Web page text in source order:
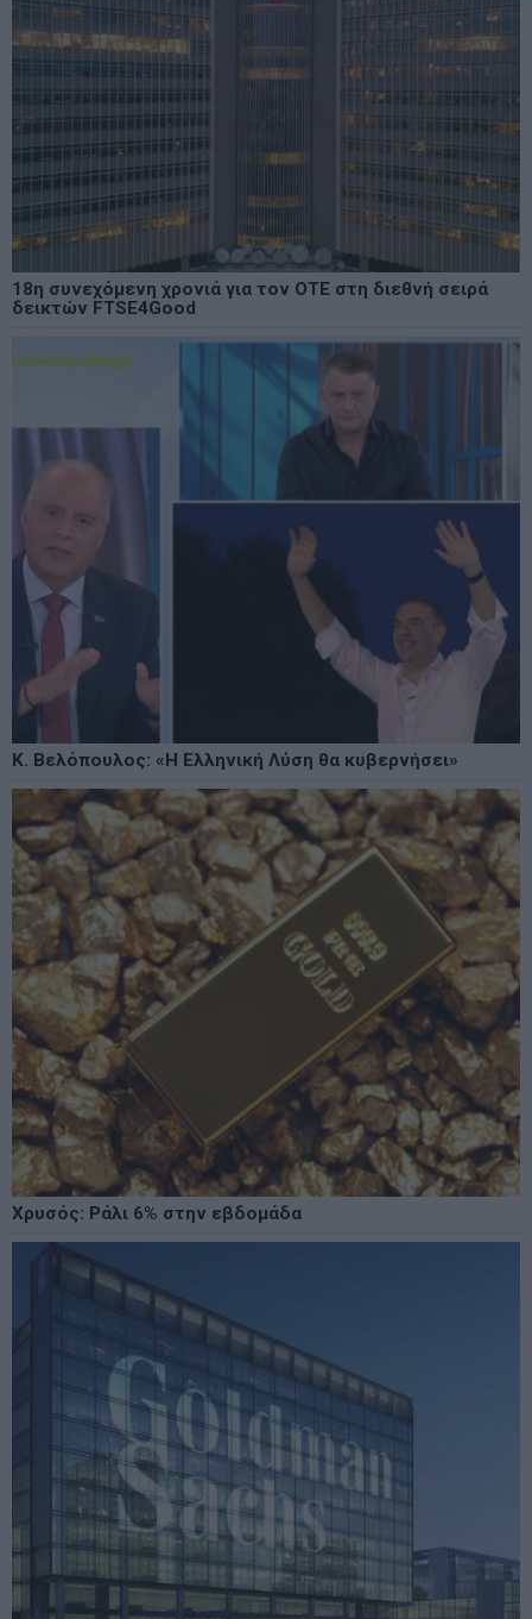
18η συνεχόμενη χρονιά για τον ΟΤΕ στη διεθνή σειρά
δεικτών FTSE4Good
Κ. Βελόπουλος: «Η Ελληνική Λύση θα κυβερνήσει»
Χρυσός: Ράλι 6% στην εβδομάδα